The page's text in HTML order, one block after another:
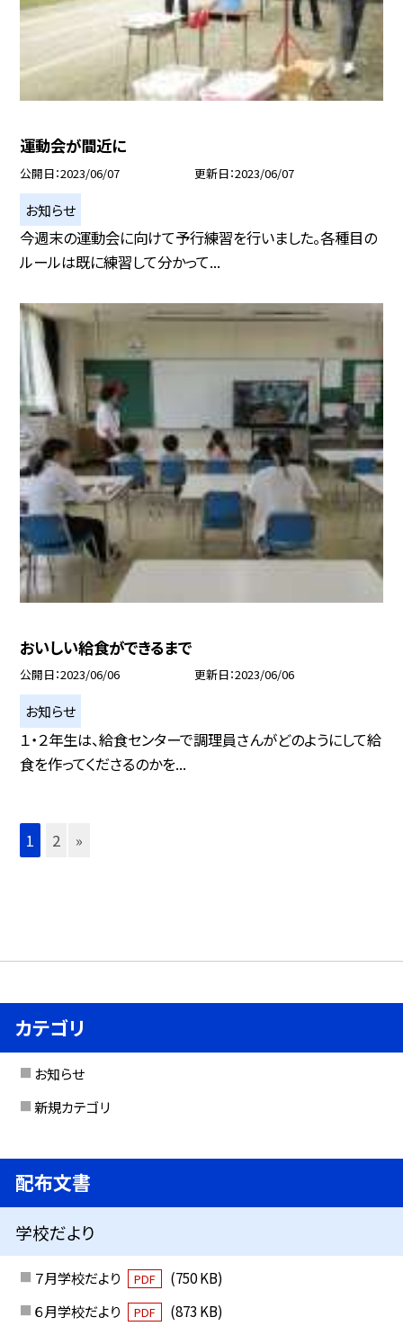
運動会が間近に
公開日 2023/06/07 更新日 2023/06/07
お知らせ
今週末の運動会に向けて予行練習を行いました。各種目の
ルールは既に練習して分かって...
おいしい給食ができるまで
公開日 2023/06/06 更新日 2023/06/06
お知らせ
１・２年生は、給食センターで調理員さんがどのようにして給
食を作ってくださるのかを...
1 2 »
カテゴリ
お知らせ
新規カテゴリ
配布文書
学校だより
７月学校だより PDF
(750 KB)
６月学校だより
PDF
(873 KB)